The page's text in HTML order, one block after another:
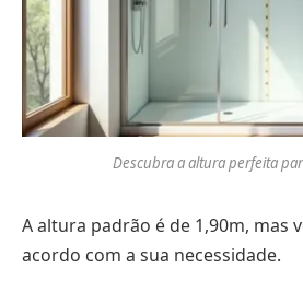
Descubra a altura perfeita
A altura padrão é de 1,90m, mas
acordo com a sua necessidade.